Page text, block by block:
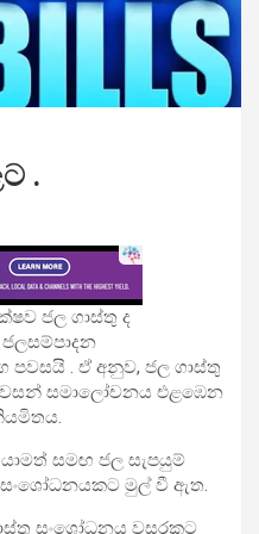
.
ජල ගාස්තු ද
පවසයි . ඒ අනුව, ජල ගාස්තු
සමාලෝචනය එළඹෙන
සමඟ ජල සැපයුම්
සංශෝධනයකට මුල් වී ඇත.
සංශෝධනය වසරකට